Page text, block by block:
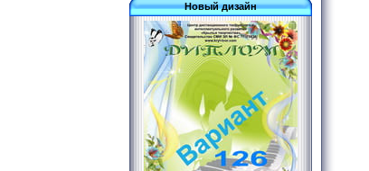
Новый дизайн